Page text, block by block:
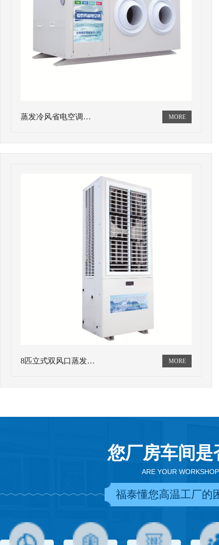
蒸发冷风省电空调…
8匹立式双风口蒸发…
您厂房车间
ARE YOUR
福泰懂您高温工厂的